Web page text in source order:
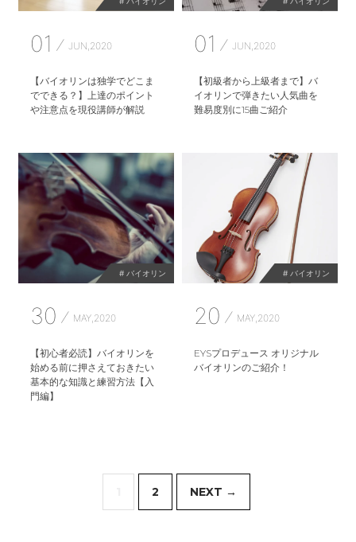
01 JUN,2020
【バイオリンは独学でどこま
でできる？】上達のポイント
や注意点を現役講師が解説
01 JUN,2020
【初級者から上級者まで】バ
イオリンで弾きたい人気曲を
難易度別に15曲ご紹介
# バイオリン
30 MAY,2020
【初心者必読】バイオリンを
始める前に押さえておきたい
基本的な知識と練習方法【入
門編】
# バイオリン
20 MAY,2020
EYSプロデュース オリジナル
バイオリンのご紹介！
2 NEXT →